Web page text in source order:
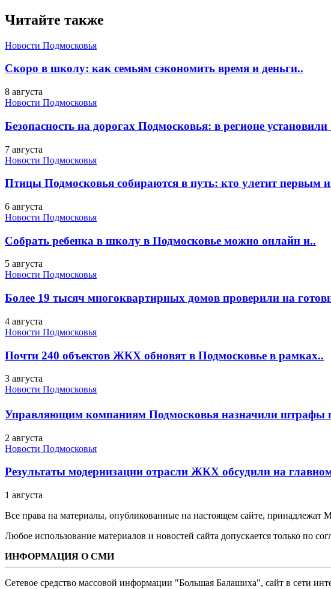
Читайте также
Новости Подмосковья
Скоро в школу: как семьям сэкономить время и деньги..
8 августа
Новости Подмосковья
Безопасность на дорогах Подмосковья: в регионе установили
7 августа
Новости Подмосковья
Птицы Подмосковья собираются в путь: кто улетит первым
6 августа
Новости Подмосковья
Собрать ребенка в школу в Подмосковье можно онлайн и..
5 августа
Новости Подмосковья
Более 19 тысяч многоквартирных домов проверили на
4 августа
Новости Подмосковья
Почти 240 объектов ЖКХ обновят в Подмосковье в рамках..
3 августа
Новости Подмосковья
Управляющим компаниям Подмосковья назначили штрафы
2 августа
Новости Подмосковья
Результаты модернизации отрасли ЖКХ обсудили на
1 августа
Все права на материалы, опубликованные на настоящем сайте,
Любое использование материалов и новостей сайта допускается только по
ИНФОРМАЦИЯ О СМИ
Сетевое средство массовой информации "Большая Балашиха", сайт в сети